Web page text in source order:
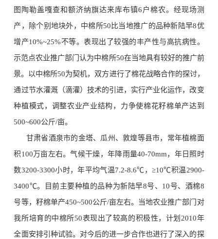
图陶勒盖嘎查和额济纳旗达来库布镇6户棉农。经现场测
产，除个别地块外，中棉所50比当地推广的品种新陆早8优
增产10%~25%不等。表现出了较强的丰产性与高抗病性。
示范点农业推广部门认为中棉所50在当地具有较好的推广前
景。以中棉所50为契机，双方进行了棉花战略合作的探讨，
通过节水灌溉（滴灌）技术的引进，实行产业化运作，改变
种植模式，调整农业产业结构，力争使棉花籽棉单产达到
500~600公斤/亩。
甘肃省酒泉市的金塔、瓜州、敦煌等县市，常年植棉面
积100万亩左右。气候干燥，年降雨量40-70mm，年日照时
数3200-3300小时，年平均气温7.2-8.6℃，≥10℃积温2900-
3400℃。目前主要种植的品种为新陆早8号、10号、酒棉8
号等，籽棉单产450~500公斤/亩左右。当地农业推广部门对
我所培育的中棉所50表现出了较高的积极性，计划2010年
全面安排引种试验。对今后的进一步合作也进行了深入的探